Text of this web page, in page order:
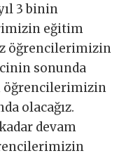
3 binin
eğitim
öğrencilerimizin
sonunda
öğrencilerimizin
olacağız.
devam